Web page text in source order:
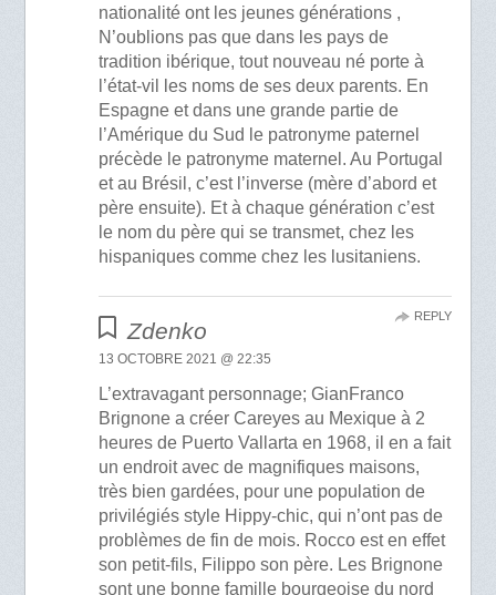
nationalité ont les jeunes générations ,
N’oublions pas que dans les pays de
tradition ibérique, tout nouveau né porte à
l’état-vil les noms de ses deux parents. En
Espagne et dans une grande partie de
l’Amérique du Sud le patronyme paternel
précède le patronyme maternel. Au Portugal
et au Brésil, c’est l’inverse (mère d’abord et
père ensuite). Et à chaque génération c’est
le nom du père qui se transmet, chez les
hispaniques comme chez les lusitaniens.
Zdenko
13 OCTOBRE 2021 @ 22:35
L’extravagant personnage; GianFranco
Brignone a créer Careyes au Mexique à 2
heures de Puerto Vallarta en 1968, il en a fait
un endroit avec de magnifiques maisons,
très bien gardées, pour une population de
privilégiés style Hippy-chic, qui n’ont pas de
problèmes de fin de mois. Rocco est en effet
son petit-fils, Filippo son père. Les Brignone
sont une bonne famille bourgeoise du nord
REPLY